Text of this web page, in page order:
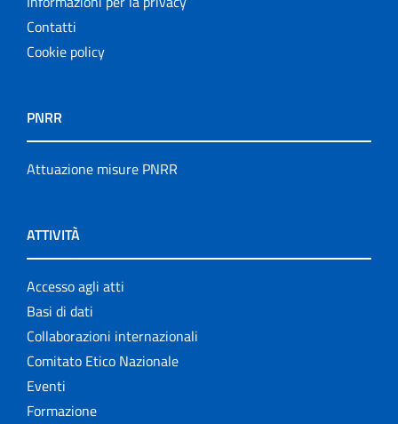
Contatti
Cookie policy
PNRR
Attuazione misure PNRR
ATTIVITÀ
Accesso agli atti
Basi di dati
Collaborazioni internazionali
Comitato Etico Nazionale
Eventi
Formazione